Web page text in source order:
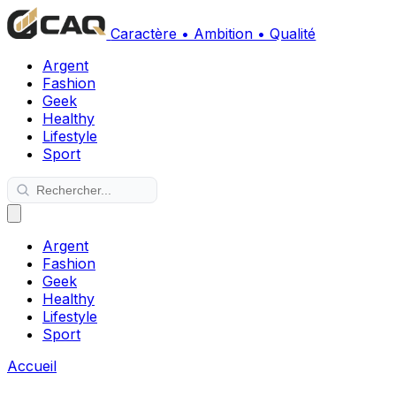
Caractère • Ambition • Qualité
Argent
Fashion
Geek
Healthy
Lifestyle
Sport
Argent
Fashion
Geek
Healthy
Lifestyle
Sport
Accueil